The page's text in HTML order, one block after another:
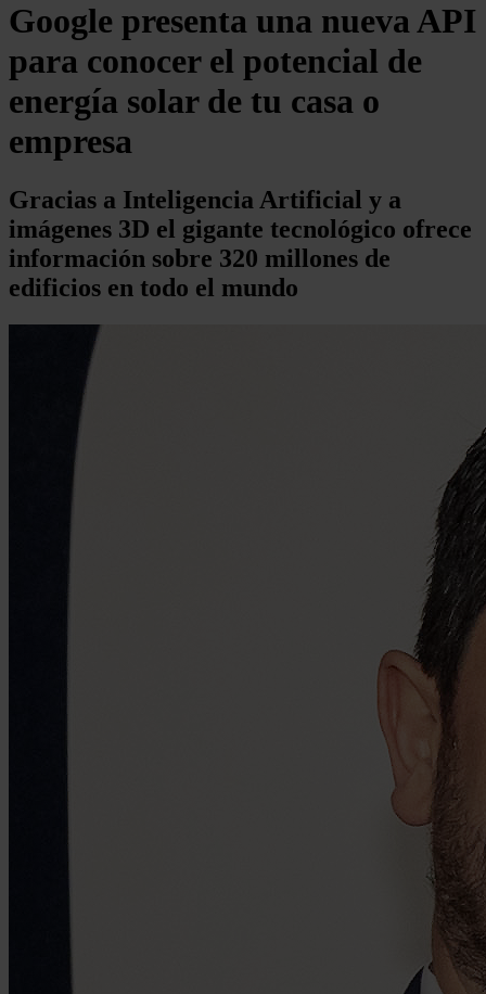
Google presenta una nueva API
para conocer el potencial de
energía solar de tu casa o
empresa
Gracias a Inteligencia Artificial y a
imágenes 3D el gigante tecnológico ofrece
información sobre 320 millones de
edificios en todo el mundo